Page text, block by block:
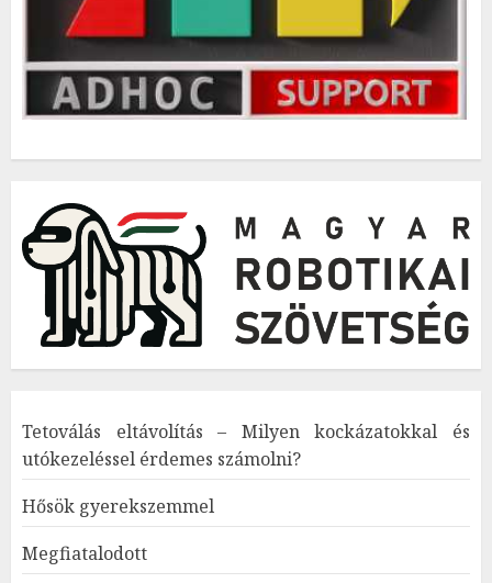
Tetoválás eltávolítás – Milyen kockázatokkal és
utókezeléssel érdemes számolni?
Hősök gyerekszemmel
Megfiatalodott